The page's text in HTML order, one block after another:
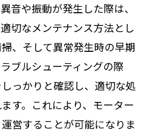
音や振動が発生した際は、
切なメンテナンス方法とし
、そして異常発生時の早期
ブルシューティングの際
っかりと確認し、適切な処
す。これにより、モーター
営することが可能になりま